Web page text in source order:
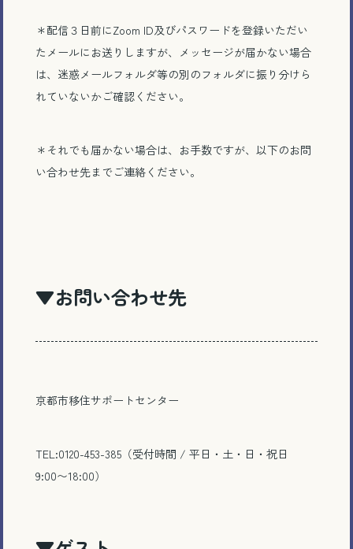
＊配信３日前にZoom ID及びパスワードを登録いただい
たメールにお送りしますが、メッセージが届かない場合
は、迷惑メールフォルダ等の別のフォルダに振り分けら
れていないかご確認ください。
＊それでも届かない場合は、お手数ですが、以下のお問
い合わせ先までご連絡ください。
▼お問い合わせ先
京都市移住サポートセンター
TEL:0120-453-385（受付時間 / 平日・土・日・祝日
9:00〜18:00）